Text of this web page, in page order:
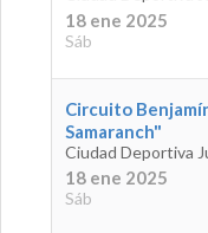
18 ene 2025
Sáb
Circuito
Samaranch"
Ciudad Deportiva
18 ene 2025
Sáb